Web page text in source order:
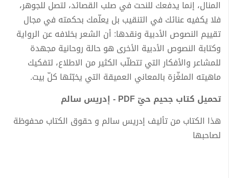
المنال، إنما يدفعك للنحت في صلب القصائد، لتصل للجوهر،
فلا يكفيه عنائك في التنقيب بل يعلّمك بحكمته في مجال
تقييم النصوص الأدبية ونقدها: أن الشعر بخلافه عن الرواية
وكتابة النصوص الأدبية الأخرى هو حالة روحانية مجهدة
للمشاعر والأفكار التي تتطلّب الكثير من الاطلاع، لتفكيك
ماهيته الملغّزة بالمعاني العميقة التي يخبّئها كلّ بيت.
تحميل كتاب جحيم حيّ PDF - إدريس سالم
هذا الكتاب من تأليف إدريس سالم و حقوق الكتاب محفوظة
لصاحبها